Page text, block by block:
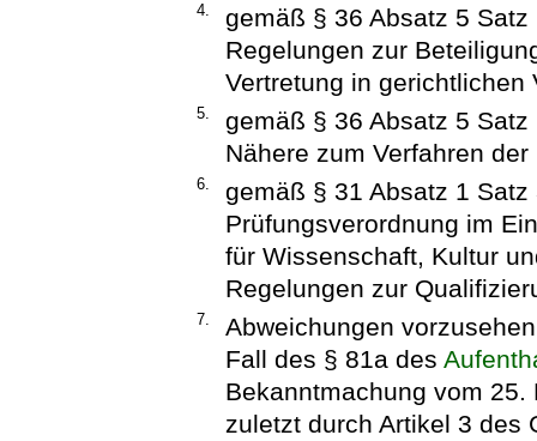
4.
gemäß § 36 Absatz 5
Regelungen zur
Vertretung in gerichtlichen
5.
gemäß § 36 Absatz 5
Nähere zum Verfahren
6.
gemäß § 31 Absatz 1
Prüfungsverordnung im
für Wissenschaft, Kultur
Regelungen zur
7.
Abweichungen
Fall des § 81a des
Bekanntmachung vom
zuletzt durch Artikel 3 des